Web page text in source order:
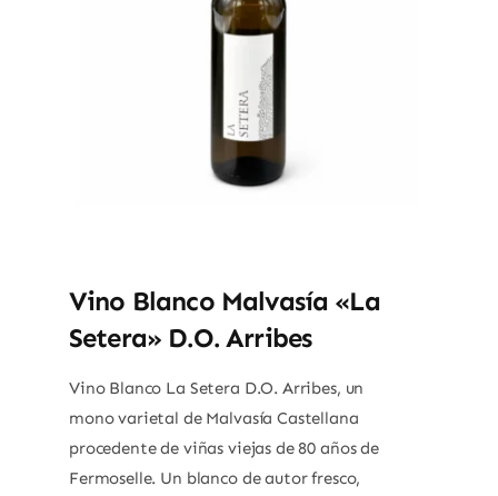
Vino Blanco Malvasía «La
Setera» D.O. Arribes
Vino Blanco La Setera D.O. Arribes, un
mono varietal de Malvasía Castellana
procedente de viñas viejas de 80 años de
Fermoselle. Un blanco de autor fresco,